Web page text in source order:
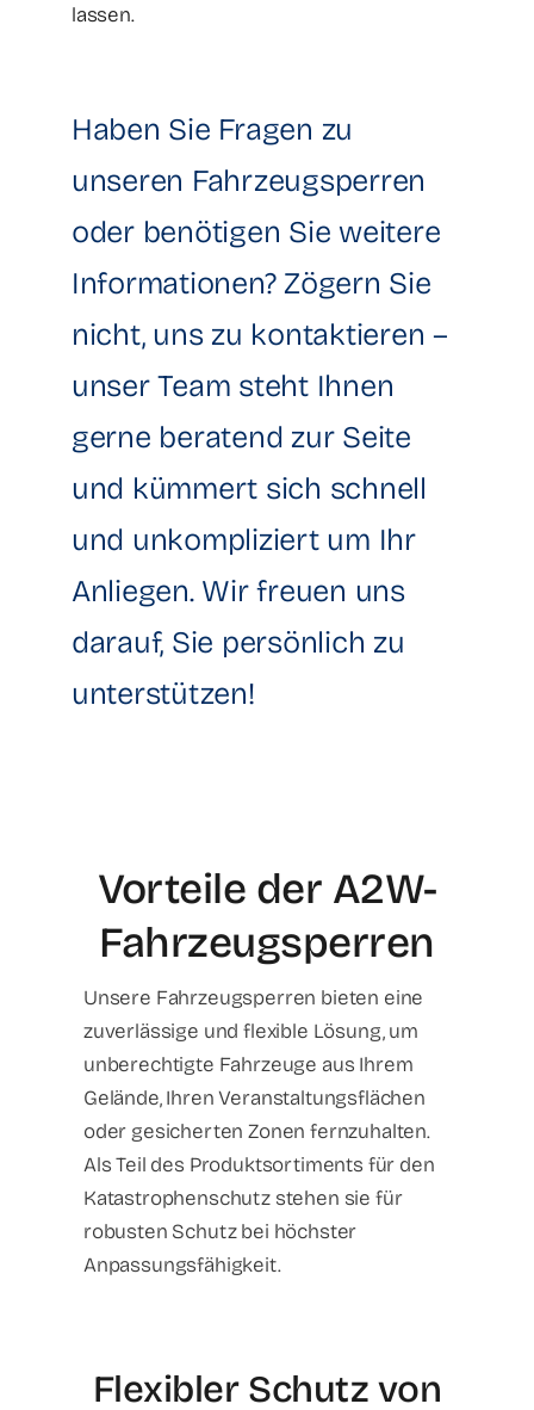
lassen.
Haben Sie Fragen zu
unseren Fahrzeugsperren
oder benötigen Sie weitere
Informationen? Zögern Sie
nicht, uns zu kontaktieren –
unser Team steht Ihnen
gerne beratend zur Seite
und kümmert sich schnell
und unkompliziert um Ihr
Anliegen. Wir freuen uns
darauf, Sie persönlich zu
unterstützen!
Vorteile der A2W-
Fahrzeugsperren
Unsere Fahrzeugsperren bieten eine
zuverlässige und flexible Lösung, um
unberechtigte Fahrzeuge aus Ihrem
Gelände, Ihren Veranstaltungsflächen
oder gesicherten Zonen fernzuhalten.
Als Teil des Produktsortiments für den
Katastrophenschutz stehen sie für
robusten Schutz bei höchster
Anpassungsfähigkeit.
Flexibler Schutz von